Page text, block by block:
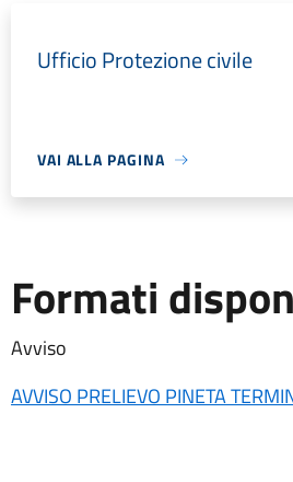
Ufficio Protezione civile
VAI ALLA PAGINA
Formati
Avviso
AVVISO PRELIEVO PINETA